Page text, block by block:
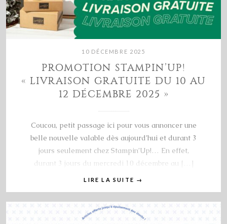
10 DÉCEMBRE 2025
PROMOTION STAMPIN’UP!
« LIVRAISON GRATUITE DU 10 AU
12 DÉCEMBRE 2025 »
Coucou, petit passage ici pour vous annoncer une
belle nouvelle valable dès aujourd’hui et durant 3
jours seulement chez Stampin’Up!… En effet,
durant 3 jours du mercredi 10 décembre au […]
LIRE LA SUITE →